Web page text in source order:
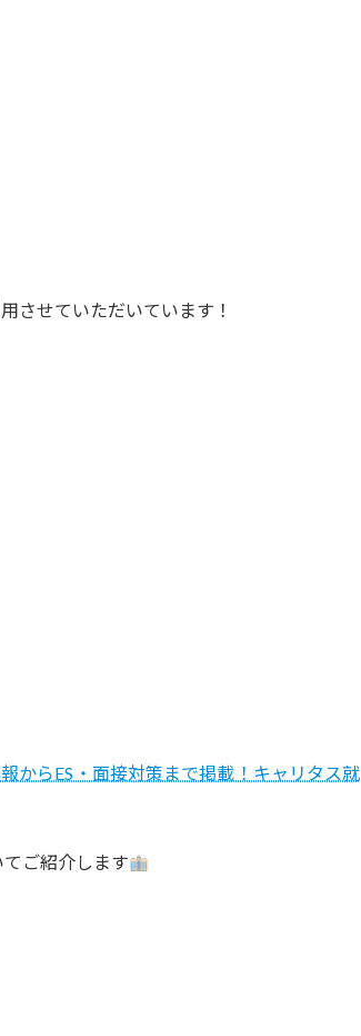
させていただいています！
からES・面接対策まで掲載！キャリタス就
ご紹介します